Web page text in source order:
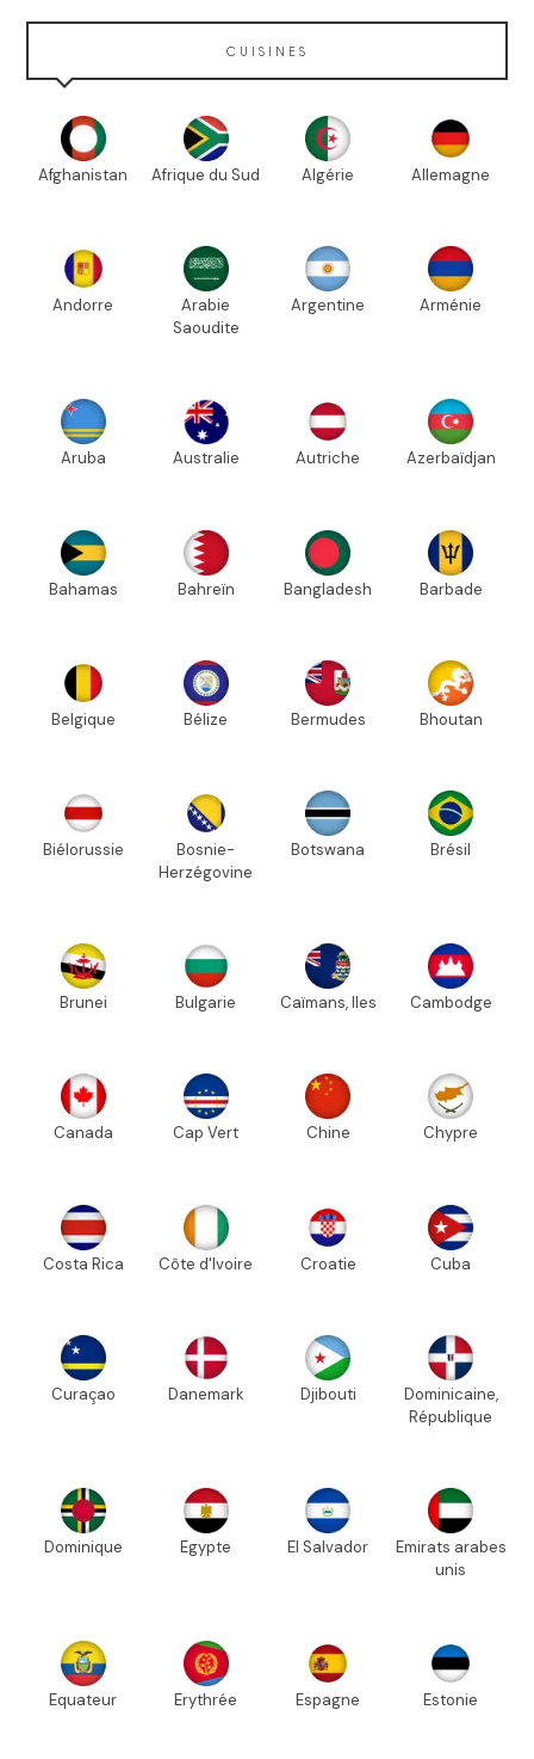
CUISINES
Afghanistan Afrique du Sud Algérie Allemagne
Andorre
Arabie
Saoudite
Argentine Arménie
Aruba Australie Autriche Azerbaïdjan
Bahamas Bahreïn Bangladesh Barbade
Belgique Bélize Bermudes Bhoutan
Biélorussie
Bosnie-
Herzégovine
Botswana Brésil
Brunei Bulgarie Caïmans, Iles Cambodge
Canada Cap Vert Chine Chypre
Costa Rica Côte d'Ivoire Croatie Cuba
Curaçao Danemark Djibouti
Dominicaine,
République
Dominique Egypte El Salvador
Emirats arabes
unis
Equateur Erythrée Espagne Estonie